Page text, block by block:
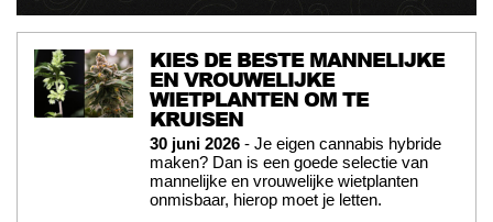
KIES DE BESTE MANNELIJKE
EN VROUWELIJKE
WIETPLANTEN OM TE
KRUISEN
30 juni 2026 - Je eigen cannabis hybride
maken? Dan is een goede selectie van
mannelijke en vrouwelijke wietplanten
onmisbaar, hierop moet je letten.